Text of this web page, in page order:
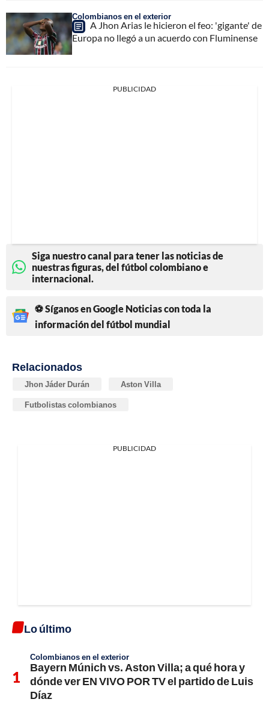
Colombianos en el exterior
A Jhon Arias le hicieron el feo: 'gigante' de
Europa no llegó a un acuerdo con Fluminense
PUBLICIDAD
Siga nuestro canal para tener las noticias de
nuestras figuras, del fútbol colombiano e
internacional.
⚽ Síganos en Google Noticias con toda la
información del fútbol mundial
Relacionados
Jhon Jáder Durán Aston Villa
Futbolistas colombianos
PUBLICIDAD
Lo último
Colombianos en el exterior
Bayern Múnich vs. Aston Villa; a qué hora y
dónde ver EN VIVO POR TV el partido de Luis
Díaz